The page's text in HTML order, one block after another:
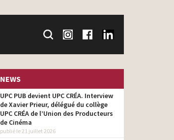
NEWS
UPC PUB devient UPC CRÉA. Interview
de Xavier Prieur, délégué du collège
UPC CRÉA de l’Union des Producteurs
de Cinéma
publié le 21 juillet 2026